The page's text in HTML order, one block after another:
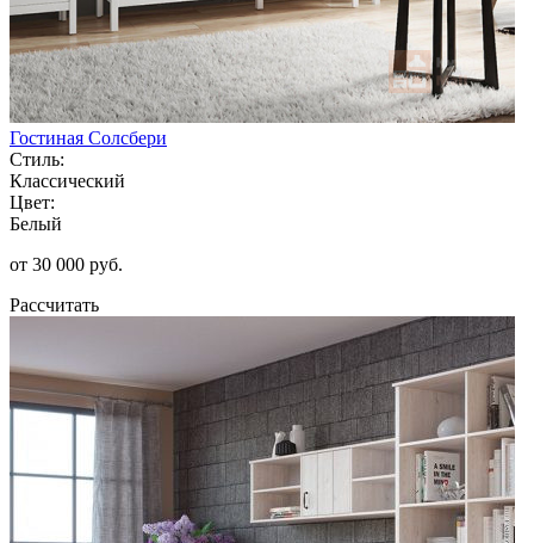
Гостиная Солсбери
Стиль:
Классический
Цвет:
Белый
от 30 000 руб.
Рассчитать